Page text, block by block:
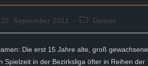
22. September 2011
Beitrags-
Damen
Die erst 15 Jahre alte, groß
Spielzeit in der Bezirksliga öfter in Reihen der